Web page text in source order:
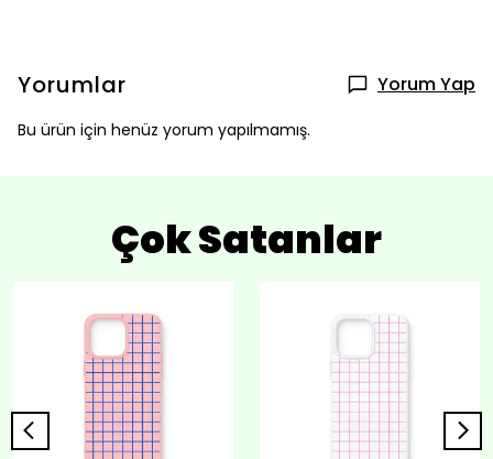
Yorumlar Yorum Yap
Bu ürün için henüz yorum yapılmamış.
Çok Satanlar